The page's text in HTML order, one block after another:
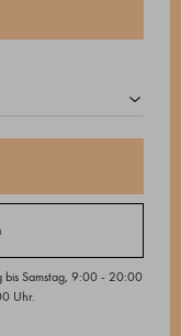
bis Samstag, 9:00 - 20:00
Uhr.